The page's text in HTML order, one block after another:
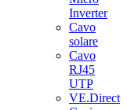
Inverter
Cavo
solare
Cavo
RJ45
UTP
VE.Direct